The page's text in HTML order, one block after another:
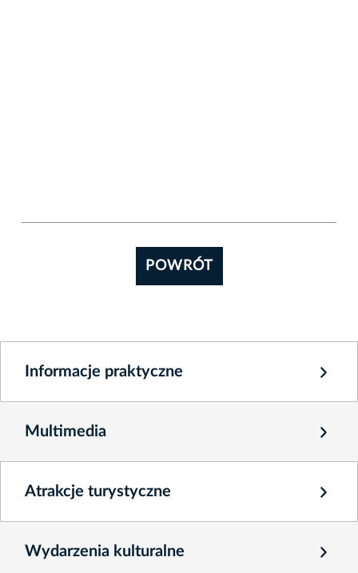
POWRÓT
Informacje praktyczne
Multimedia
Atrakcje turystyczne
Wydarzenia kulturalne